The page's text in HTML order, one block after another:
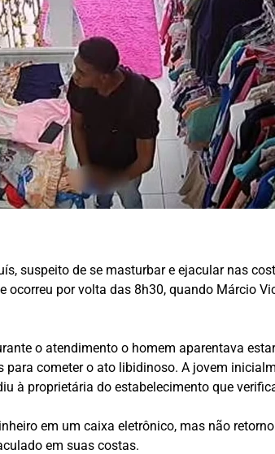
suspeito de se masturbar e ejacular nas
por volta das 8h30, quando Márcio
o atendimento o homem aparentava
cometer o ato libidinoso. A jovem
à proprietária do estabelecimento que
em um caixa eletrônico, mas não
em suas costas.